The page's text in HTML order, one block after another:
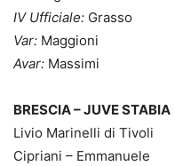
IV Ufficiale: Grasso
Var: Maggioni
Avar: Massimi
BRESCIA – JUVE STABIA
Livio Marinelli di Tivoli
Cipriani – Emmanuele